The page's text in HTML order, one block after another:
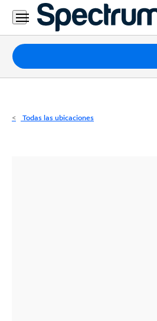
Residencial
Business
Paquetes
Internet
Todas las ubicaciones